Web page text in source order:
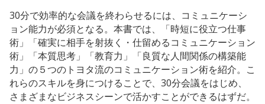
30分で効率的な会議を終わらせるには、コミュニケーシ
ョン能力が必須となる。本書では、「時短に役立つ仕事
術」「確実に相手を射抜く・仕留めるコミュニケーション
術」「本質思考」「教育力」「良質な人間関係の構築能
力」の５つのトヨタ流のコミュニケーション術を紹介。こ
れらのスキルを身につけることで、30分会議をはじめ、
さまざまなビジネスシーンで活かすことができるはずだ。